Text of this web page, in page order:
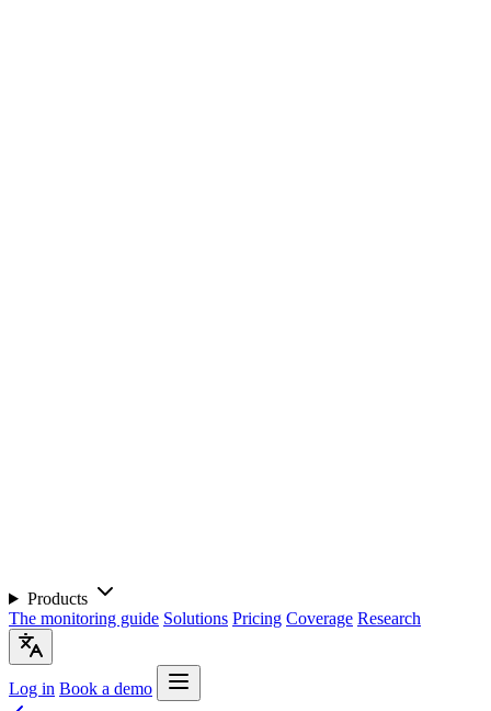
Products
The monitoring guide Solutions Pricing Coverage Research
Log in Book a demo